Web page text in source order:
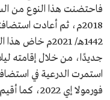
1442هـ/ 2021م
جديدًا، من خلال إقامته
استمرت الدرعية في